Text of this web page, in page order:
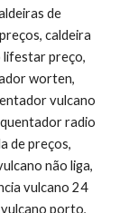
de
caldeira
lifestar preço,
worten,
vulcano
radio
de preços,
não liga,
vulcano 24
porto,